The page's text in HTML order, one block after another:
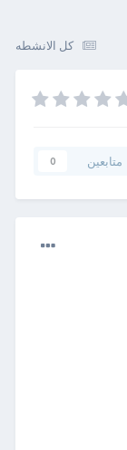
كل الانشطه
متابعين 0